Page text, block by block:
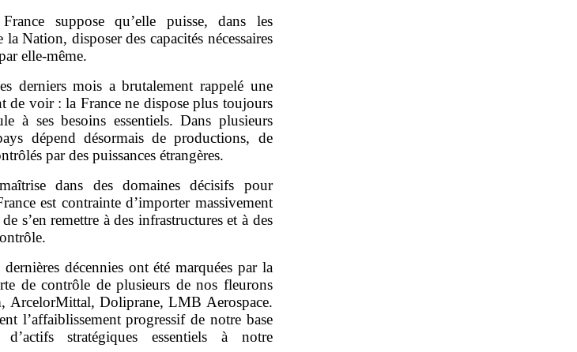
suppose qu’elle puisse, dans les
Nation, disposer des capacités nécessaires
elle‑même.
derniers mois a brutalement rappelé une
de voir : la France ne dispose plus toujours
à ses besoins essentiels. Dans plusieurs
dépend désormais de productions, de
par des puissances étrangères.
dans des domaines décisifs pour
est contrainte d’importer massivement
s’en remettre à des infrastructures et à des
décennies ont été marquées par la
de contrôle de plusieurs de nos fleurons
ArcelorMittal, Doliprane, LMB Aerospace.
l’affaiblissement progressif de notre base
stratégiques essentiels à notre